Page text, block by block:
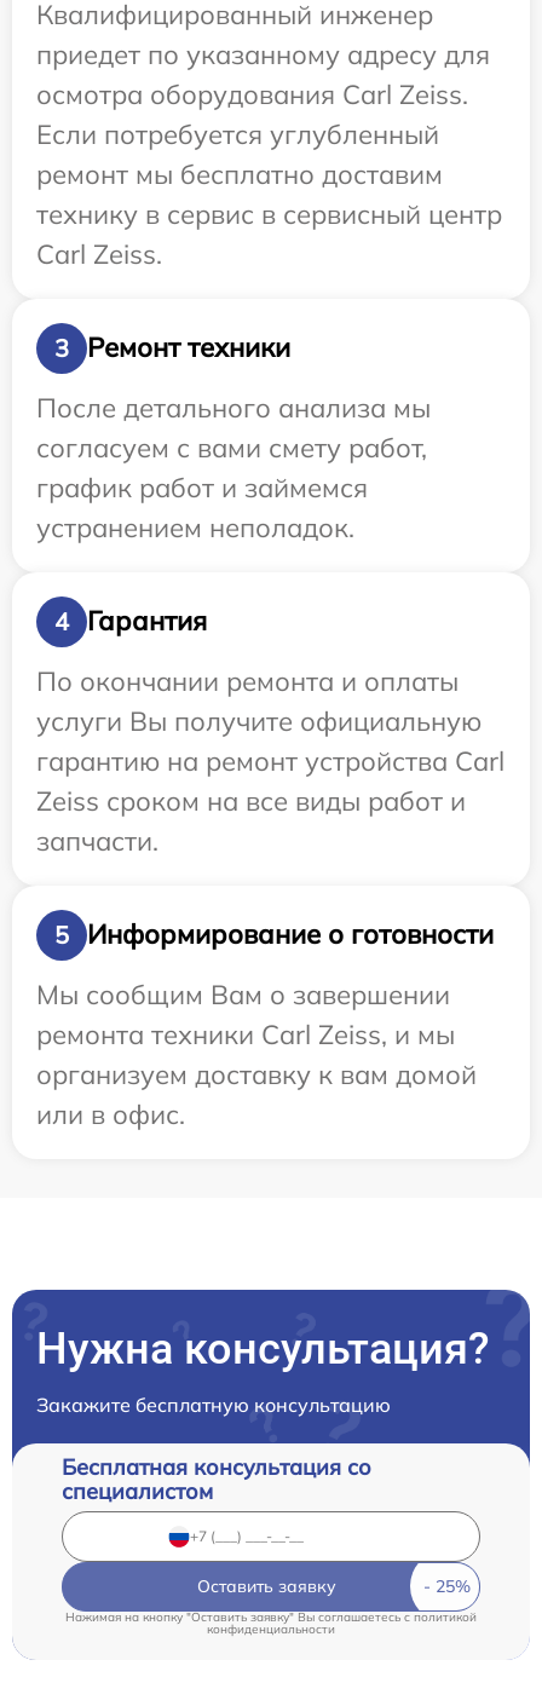
Квалифицированный инженер
приедет по указанному адресу для
осмотра оборудования Carl Zeiss.
Если потребуется углубленный
ремонт мы бесплатно доставим
технику в сервис в сервисный центр
Carl Zeiss.
3
Ремонт техники
После детального анализа мы
согласуем с вами смету работ,
график работ и займемся
устранением неполадок.
4
Гарантия
По окончании ремонта и оплаты
услуги Вы получите официальную
гарантию на ремонт устройства Carl
Zeiss сроком на все виды работ и
запчасти.
5
Информирование о готовности
Мы сообщим Вам о завершении
ремонта техники Carl Zeiss, и мы
организуем доставку к вам домой
или в офис.
Нужна консультация?
Закажите бесплатную консультацию
Бесплатная консультация со
специалистом
Оставить заявку
Нажимая на кнопку "Оставить заявку" Вы соглашаетесь cполитикой
конфиденциальности